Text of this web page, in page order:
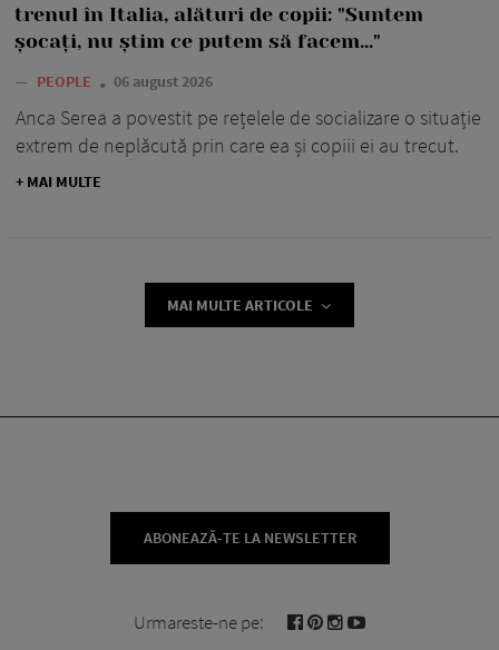
trenul în Italia, alături de copii: "Suntem
șocați, nu știm ce putem să facem..."
— PEOPLE 06 august 2026
Anca Serea a povestit pe rețelele de socializare o situație
extrem de neplăcută prin care ea și copiii ei au trecut.
+ MAI MULTE
MAI MULTE ARTICOLE
ABONEAZĂ-TE LA NEWSLETTER
Urmareste-ne pe: